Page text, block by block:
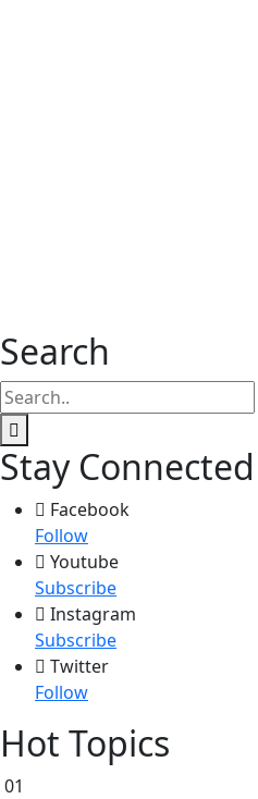
Search
Stay Connected
Facebook
Follow
Youtube
Subscribe
Instagram
Subscribe
Twitter
Follow
Hot Topics
01